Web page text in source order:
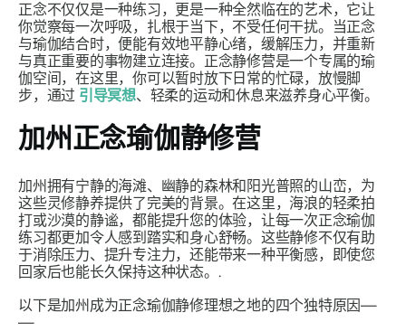
正念不仅仅是一种练习，更是一种全然临在的艺术，它让
你觉察每一次呼吸，扎根于当下，不受任何干扰。当正念
与瑜伽结合时，便能有效地平静心绪，缓解压力，并重新
与真正重要的事物建立连接。正念静修营是一个专属的瑜
伽空间，在这里，你可以暂时放下日常的忙碌，放慢脚
步，通过 引导冥想、轻柔的运动和休息来滋养身心平衡。
加州正念瑜伽静修营
加州拥有宁静的海滩、幽静的森林和阳光普照的山峦，为
这些灵修静养提供了完美的背景。在这里，海浪的轻柔拍
打或沙漠的静谧，都能提升您的体验，让每一次正念瑜伽
练习都更加令人感到踏实和身心舒畅。这些静修不仅有助
于消除压力、提升专注力，还能带来一种平衡感，即使您
回家后也能长久保持这种状态。.
以下是加州成为正念瑜伽静修理想之地的四个独特原因—​​
—